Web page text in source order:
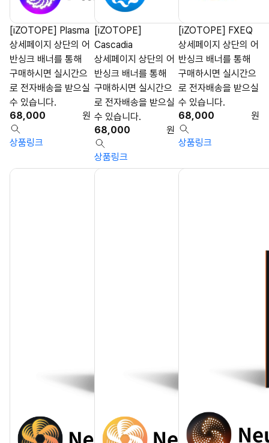
[iZOTOPE] Plasma
상세페이지 상단의 어
반싱크 배너를 통해
구매하시면 실시간으
로 전자배송을 받으실
수 있습니다.
68,000
원
상품링크
[iZOTOPE]
Cascadia
상세페이지 상단의 어
반싱크 배너를 통해
구매하시면 실시간으
로 전자배송을 받으실
수 있습니다.
68,000
원
상품링크
[iZOTOPE] FXEQ
상세페이지 상단의 어
반싱크 배너를 통해
구매하시면 실시간으
로 전자배송을 받으실
수 있습니다.
68,000
원
상품링크